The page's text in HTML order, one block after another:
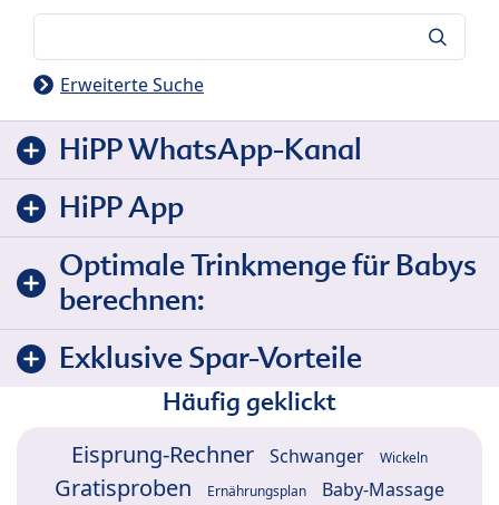
Erweiterte Suche
HiPP WhatsApp-Kanal
HiPP App
Optimale Trinkmenge für Babys
berechnen:
Exklusive Spar-Vorteile
Häufig geklickt
Eisprung-Rechner Schwanger Wickeln
Gratisproben Ernährungsplan Baby-Massage